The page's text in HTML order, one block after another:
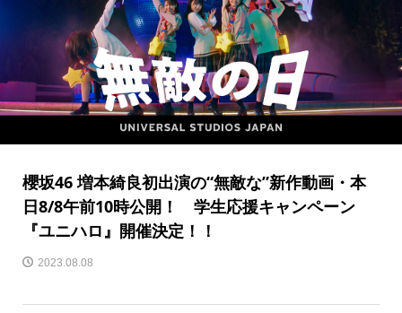
櫻坂46 増本綺良初出演の“無敵な”新作動画・本
日8/8午前10時公開！ 学生応援キャンペーン
『ユニハロ』開催決定！！
2023.08.08